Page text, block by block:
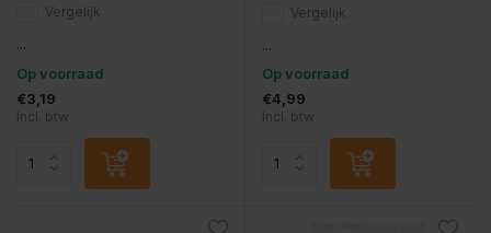
Vergelijk
...
Op voorraad
€3,19
Incl. btw
Vergelijk
...
Op voorraad
€4,99
Incl. btw